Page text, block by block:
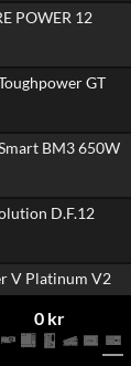
0 kr
POWER 12
GT
BM3 650W
D.F.12
V Platinum V2
1000W